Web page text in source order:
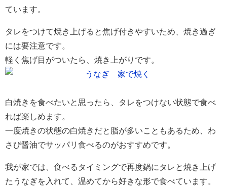
ています。
タレをつけて焼き上げると焦げ付きやすいため、焼き過ぎ
には要注意です。
軽く焦げ目がついたら、焼き上がりです。
白焼きを食べたいと思ったら、タレをつけない状態で食べ
れば楽しめます。
一度焼きの状態の白焼きだと脂が多いこともあるため、わ
さび醤油でサッパリ食べるのがおすすめです。
我が家では、食べるタイミングで再度鍋にタレと焼き上げ
たうなぎを入れて、温めてから好きな形で食べています。